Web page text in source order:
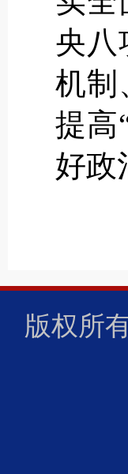
央八
机制
提高
好政
版权所